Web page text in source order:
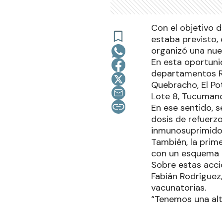
Con el objetivo
estaba previsto,
organizó una
En esta
departamentos
Quebracho, El
Lote 8,
En ese sentido,
dosis de
También, la
con un
Sobre estas
Fabián
vacunatorias.
“Tenemos una